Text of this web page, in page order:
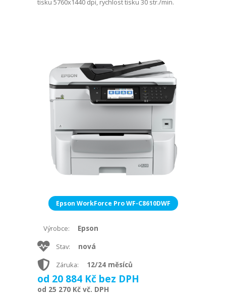
tisku 5760x1440 dpi, rychlost tisku 30 str./min.
Epson WorkForce Pro WF-C8610DWF
Výrobce: Epson
Stav: nová
Záruka: 12/24 měsíců
od 20 884 Kč bez DPH
od 25 270 Kč vč. DPH